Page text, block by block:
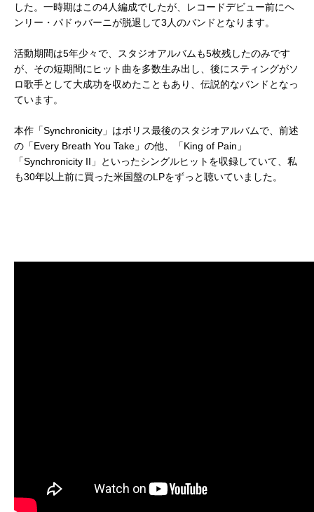
した。一時期はこの4人編成でしたが、レコードデビュー前にヘ
ンリー・パドゥバーニが脱退して3人のバンドとなります。
活動期間は5年少々で、スタジオアルバムも5枚残したのみです
が、その短期間にヒット曲を多数生み出し、後にスティングがソ
ロ歌手として大成功を収めたこともあり、伝説的なバンドとなっ
ています。
本作「Synchronicity」はポリス最後のスタジオアルバムで、前述
の「Every Breath You Take」の他、「King of Pain」
「Synchronicity II」といったシングルヒットを収録していて、私
も30年以上前に買った米国盤のLPをずっと聴いていました。